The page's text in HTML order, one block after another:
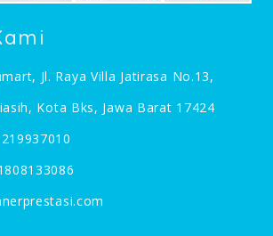
Jl. Raya Villa Jatirasa No.13,
Kota Bks, Jawa Barat 17424